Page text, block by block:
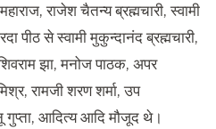
राजेश चैतन्य ब्रह्मचारी, स्वामी
पीठ से स्वामी मुकुन्दानंद ब्रह्मचारी,
झा, मनोज पाठक, अपर
रामजी शरण शर्मा, उप
गुप्ता, आदित्य आदि मौजूद थे।